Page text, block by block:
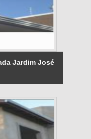
Jardim José